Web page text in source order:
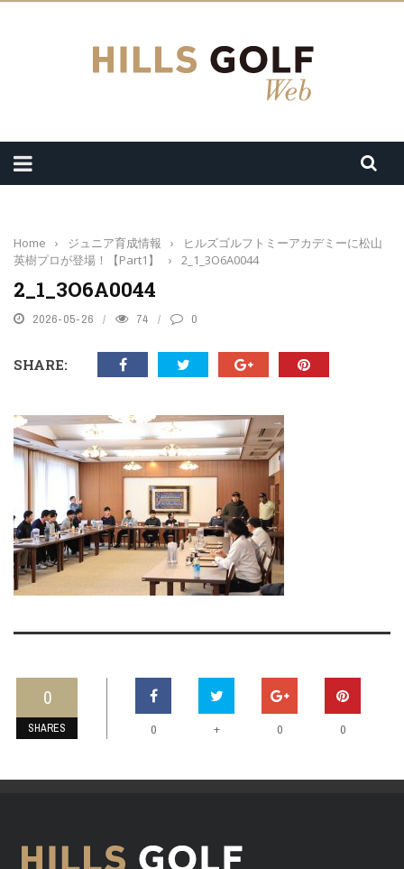
Home › ジュニア育成情報 ›
ヒルズゴルフトミーアカデミーに松山
英樹プロが登場！【Part1】
› 2_1_3O6A0044
2_1_3O6A0044
2026-05-26 74 0
SHARE:
0
SHARES 0 + 0 0